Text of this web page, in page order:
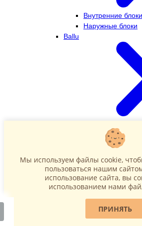
Внутренние блоки
Наружные блоки
Ballu
Наружные блоки
Мы используем файлы cookie,
пользоваться нашим
использование сайта, вы
использованием нами
ПРИНЯТЬ